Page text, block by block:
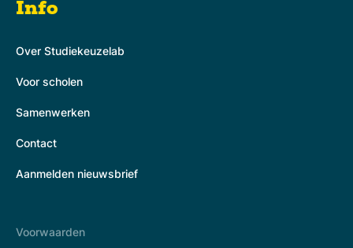
Info
Over Studiekeuzelab
Voor scholen
Samenwerken
Contact
Aanmelden nieuwsbrief
Voorwaarden